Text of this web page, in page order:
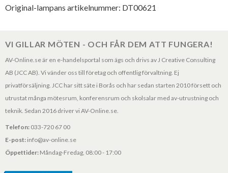
Original-lampans artikelnummer: DT00621
VI GILLAR MÖTEN - OCH FÅR DEM ATT FUNGERA!
AV-Online.se är en e-handelsportal som ägs och drivs av J Creative Consulting
AB (JCC AB). Vi vänder oss till företag och offentlig förvaltning. Ej
privatförsäljning. JCC har sitt säte i Borås och har sedan starten 2010 försett och
utrustat många mötesrum, konferensrum och skolsalar med av-utrustning och
teknik. Sedan 2016 driver vi AV-Online.se.
Telefon: 033-720 67 00
E-post: info@av-online.se
Öppettider: Måndag-Fredag, 08:00 - 17:00